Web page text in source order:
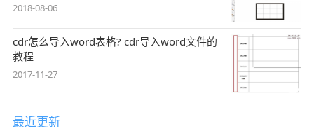
2018-08-06
cdr怎么导入word表格? cdr导入word文件的
教程
2017-11-27
最近更新